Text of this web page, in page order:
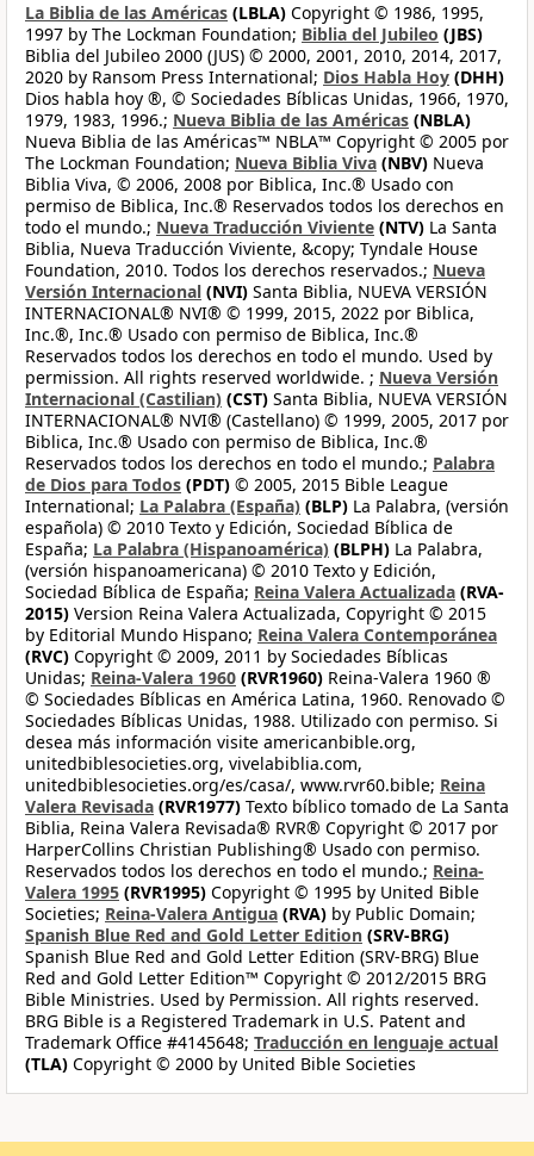
La Biblia de las Américas (LBLA) Copyright © 1986, 1995,
1997 by The Lockman Foundation; Biblia del Jubileo (JBS)
Biblia del Jubileo 2000 (JUS) © 2000, 2001, 2010, 2014, 2017,
2020 by Ransom Press International; Dios Habla Hoy (DHH)
Dios habla hoy ®, © Sociedades Bíblicas Unidas, 1966, 1970,
1979, 1983, 1996.; Nueva Biblia de las Américas (NBLA)
Nueva Biblia de las Américas™ NBLA™ Copyright © 2005 por
The Lockman Foundation; Nueva Biblia Viva (NBV) Nueva
Biblia Viva, © 2006, 2008 por Biblica, Inc.® Usado con
permiso de Biblica, Inc.® Reservados todos los derechos en
todo el mundo.; Nueva Traducción Viviente (NTV) La Santa
Biblia, Nueva Traducción Viviente, &copy; Tyndale House
Foundation, 2010. Todos los derechos reservados.; Nueva
Versión Internacional (NVI) Santa Biblia, NUEVA VERSIÓN
INTERNACIONAL® NVI® © 1999, 2015, 2022 por Biblica,
Inc.®, Inc.® Usado con permiso de Biblica, Inc.®
Reservados todos los derechos en todo el mundo. Used by
permission. All rights reserved worldwide. ; Nueva Versión
Internacional (Castilian) (CST) Santa Biblia, NUEVA VERSIÓN
INTERNACIONAL® NVI® (Castellano) © 1999, 2005, 2017 por
Biblica, Inc.® Usado con permiso de Biblica, Inc.®
Reservados todos los derechos en todo el mundo.; Palabra
de Dios para Todos (PDT) © 2005, 2015 Bible League
International; La Palabra (España) (BLP) La Palabra, (versión
española) © 2010 Texto y Edición, Sociedad Bíblica de
España; La Palabra (Hispanoamérica) (BLPH) La Palabra,
(versión hispanoamericana) © 2010 Texto y Edición,
Sociedad Bíblica de España; Reina Valera Actualizada (RVA-
2015) Version Reina Valera Actualizada, Copyright © 2015
by Editorial Mundo Hispano; Reina Valera Contemporánea
(RVC) Copyright © 2009, 2011 by Sociedades Bíblicas
Unidas; Reina-Valera 1960 (RVR1960) Reina-Valera 1960 ®
© Sociedades Bíblicas en América Latina, 1960. Renovado ©
Sociedades Bíblicas Unidas, 1988. Utilizado con permiso. Si
desea más información visite americanbible.org,
unitedbiblesocieties.org, vivelabiblia.com,
unitedbiblesocieties.org/es/casa/, www.rvr60.bible; Reina
Valera Revisada (RVR1977) Texto bíblico tomado de La Santa
Biblia, Reina Valera Revisada® RVR® Copyright © 2017 por
HarperCollins Christian Publishing® Usado con permiso.
Reservados todos los derechos en todo el mundo.; Reina-
Valera 1995 (RVR1995) Copyright © 1995 by United Bible
Societies; Reina-Valera Antigua (RVA) by Public Domain;
Spanish Blue Red and Gold Letter Edition (SRV-BRG)
Spanish Blue Red and Gold Letter Edition (SRV-BRG) Blue
Red and Gold Letter Edition™ Copyright © 2012/2015 BRG
Bible Ministries. Used by Permission. All rights reserved.
BRG Bible is a Registered Trademark in U.S. Patent and
Trademark Office #4145648; Traducción en lenguaje actual
(TLA) Copyright © 2000 by United Bible Societies